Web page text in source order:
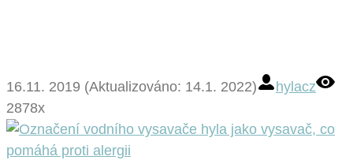
16.11. 2019 (Aktualizováno: 14.1. 2022)
hylacz
2878x